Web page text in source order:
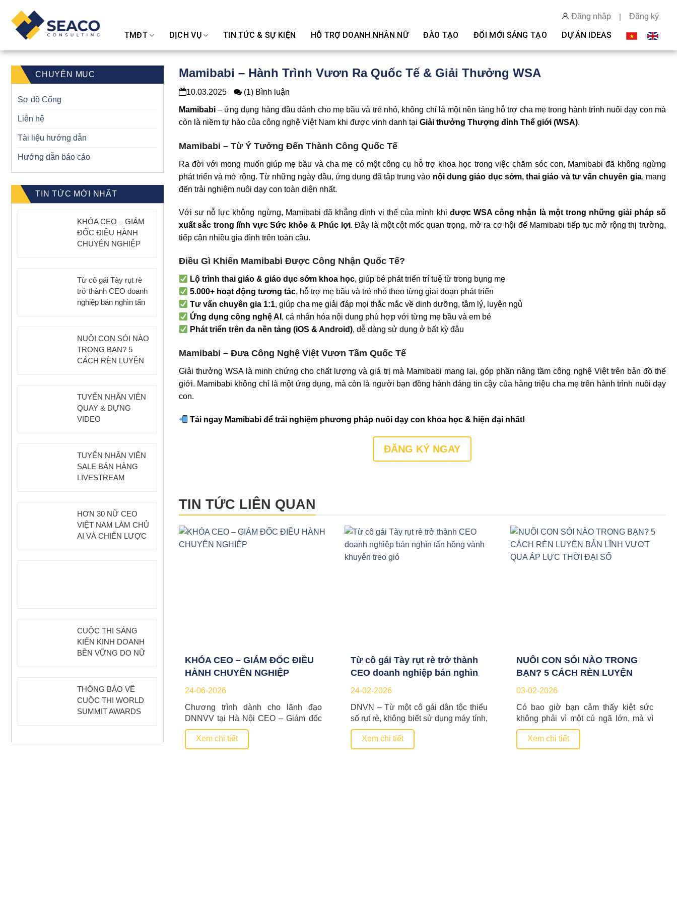
content
TMĐT DỊCH VỤ TIN TỨC & SỰ KIỆN HỖ TRỢ DOANH NHÂN NỮ ĐÀO TẠO ĐỔI MỚI SÁNG TẠO DỰ ÁN IDEAS
Đăng nhập | Đăng ký
CHUYÊN MỤC
Sơ đồ Cổng
Liên hệ
Tài liệu hướng dẫn
Hướng dẫn báo cáo
TIN TỨC MỚI NHẤT
KHÓA CEO – GIÁM
ĐỐC ĐIỀU HÀNH
CHUYÊN NGHIỆP
Từ cô gái Tày rụt rè
trở thành CEO doanh
nghiệp bán nghìn tấn
NUÔI CON SÓI NÀO
TRONG BẠN? 5
CÁCH RÈN LUYỆN
ĐẠI SỐ
TUYỂN NHÂN VIÊN
QUAY & DỰNG
VIDEO
TUYỂN NHÂN VIÊN
SALE BÁN HÀNG
LIVESTREAM
HƠN 30 NỮ CEO
VIỆT NAM LÀM CHỦ
AI VÀ CHIẾN LƯỢC
CUỘC THI SÁNG
KIẾN KINH DOANH
BỀN VỮNG DO NỮ
THÔNG BÁO VỀ
CUỘC THI WORLD
SUMMIT AWARDS
Mamibabi – Hành Trình Vươn Ra Quốc Tế & Giải Thưởng WSA
10.03.2025 (1) Bình luận
Mamibabi– ứng dụng hàng đầu dành cho mẹ bầu và trẻ nhỏ, không chỉ là một nền tảng hỗ trợ cha mẹ trong hành trình nuôi dạy con mà
còn là niềm tự hào của công nghệ Việt Nam khi được vinh danh tại Giải thưởng Thượng đỉnh Thế giới (WSA).
Mamibabi – Từ Ý Tưởng Đến Thành Công Quốc Tế
Ra đời với mong muốn giúp mẹ bầu và cha mẹ có một công cụ hỗ trợ khoa học trong việc chăm sóc con, Mamibabi đã không ngừng
phát triển và mở rộng. Từ những ngày đầu, ứng dụng đã tập trung vào nội dung giáo dục sớm, thai giáo và tư vấn chuyên gia, mang
đến trải nghiệm nuôi dạy con toàn diện nhất.
Với sự nỗ lực không ngừng, Mamibabi đã khẳng định vị thế của mình khi được WSA công nhận là một trong những giải pháp số
xuất sắc trong lĩnh vực Sức khỏe & Phúc lợi. Đây là một cột mốc quan trọng, mở ra cơ hội để Mamibabi tiếp tục mở rộng thị trường,
tiếp cận nhiều gia đình trên toàn cầu.
Điều Gì Khiến Mamibabi Được Công Nhận Quốc Tế?
Lộ trình thai giáo & giáo dục sớm khoa học, giúp bé phát triển trí tuệ từ trong bụng mẹ
5.000+ hoạt động tương tác, hỗ trợ mẹ bầu và trẻ nhỏ theo từng giai đoạn phát triển
Tư vấn chuyên gia 1:1, giúp cha mẹ giải đáp mọi thắc mắc về dinh dưỡng, tâm lý, luyện ngủ
Ứng dụng công nghệ AI , cá nhân hóa nội dung phù hợp với từng mẹ bầu và em bé
Phát triển trên đa nền tảng (iOS & Android), dễ dàng sử dụng ở bất kỳ đâu
Mamibabi – Đưa Công Nghệ Việt Vươn Tầm Quốc Tế
Giải thưởng WSA là minh chứng cho chất lượng và giá trị mà Mamibabi mang lại, góp phần nâng tầm công nghệ Việt trên bản đồ thế
giới. Mamibabi không chỉ là một ứng dụng, mà còn là người bạn đồng hành đáng tin cậy của hàng triệu cha mẹ trên hành trình nuôi dạy
con.
Tải ngay Mamibabi để trải nghiệm phương pháp nuôi dạy con khoa học & hiện đại nhất!
ĐĂNG KÝ NGAY
TIN TỨC LIÊN QUAN
KHÓA CEO – GIÁM ĐỐC ĐIỀU
HÀNH CHUYÊN NGHIỆP
24-06-2026
Chương trình dành cho lãnh đạo
DNNVV tại Hà Nội CEO – Giám đốc
điều hành chuyên nghiệp Nâng cấp tư
duy điều hành, tái cấu trúc hệ thống
quản trị, thiết kế mô hình tăng trưởng
Xem chi tiết
Từ cô gái Tày rụt rè trở thành
CEO doanh nghiệp bán nghìn
tấn hồng vành khuyên treo gió
24-02-2026
DNVN – Từ một cô gái dân tộc thiểu
số rụt rè, không biết sử dụng máy tính,
nhờ sự hỗ trợ của hệ sinh thái khởi
nghiệp, Vương Thị Thương – Giám
đốc Hợp tác xã Nông sản Toàn
Xem chi tiết
NUÔI CON SÓI NÀO TRONG
BẠN? 5 CÁCH RÈN LUYỆN
BẢN LĨNH VƯỢT QUA ÁP LỰC
03-02-2026
Có bao giờ bạn cảm thấy kiệt sức
không phải vì một cú ngã lớn, mà vì
hàng trăm áp lực nhỏ mỗi ngày? Một
lời chê bai, một dự án thất bại, hay áp
lực đồng trang lứa trên mạng xã hội…
Xem chi tiết